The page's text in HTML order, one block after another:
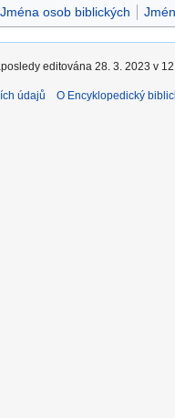
Jména osob biblických
editována 28. 3. 2023 v
údajů O Encyklopedický